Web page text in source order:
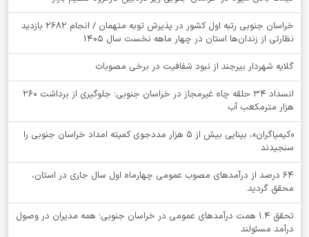
خراسان جنوبی رتبه اول کشور در پذیرش توبه متهمان / انجام ۲۶۸۲ بازدید
نظارتی از زندان‌ها استان در چهار ماهه نخست سال 1405
گلایه شهردار بیرجند از نبود شفافیت در برخی مصوبات
انسداد ۳۴ حلقه چاه غیرمجاز در خراسان جنوبی؛ جلوگیری از برداشت ۲۶۰
هزار مترمکعب آب
«کیمیاگران»، بینایی بیش از ۵ هزار مددجوی کمیته امداد خراسان جنوبی را
سنجیدند
64 درصد از درآمدهای مصوب عمومی چهارماه اول سال جاری در استان،
محقق گردید.
تحقق ۱.۴ همت درآمدهای عمومی در خراسان جنوبی؛ همه مدیران در وصول
درآمد مسئولند